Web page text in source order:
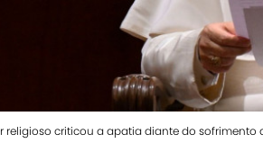
religioso criticou a apatia diante do sofrimento